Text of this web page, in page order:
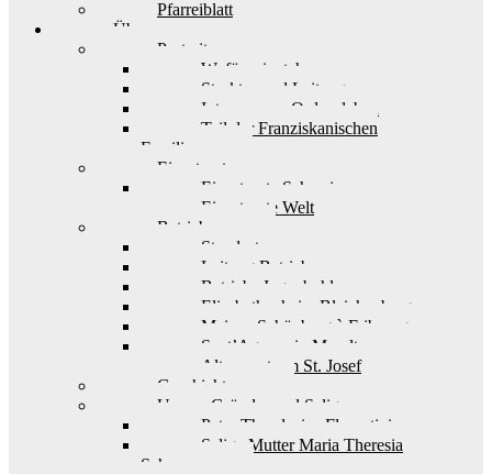
Pfarreiblatt
Über uns
Portrait
Wofür wir stehen
Struktur und Leitung
Interesse am Ordensleben
Teil der Franziskanischen
Familie
Einsatzorte
Einsatzorte Schweiz
Einsatzorte Welt
Betriebe
Standorte
Leitung Betriebe
Betriebe Ingenbohl
Elisabethenheim Bleichenberg
Maison Schönberg à Fribourg
Sant’Agnese in Muralto
Alterszentrum St. Josef
Geschichte
Unsere Gründer und Seligen
Pater Theodosius Florentini
Selige Mutter Maria Theresia
Scherer